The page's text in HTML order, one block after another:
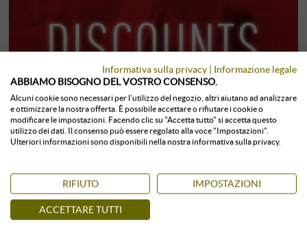
Informativa sulla privacy | Informazione legale
ABBIAMO BISOGNO DEL VOSTRO CONSENSO.
Alcuni cookie sono necessari per l'utilizzo del negozio, altri aiutano ad analizzare
e ottimizzare la nostra offerta. È possibile accettare o rifiutare i cookie o
modificare le impostazioni. Facendo clic su "Accetta tutto" si accetta questo
utilizzo dei dati. Il consenso può essere regolato alla voce "Impostazioni".
Ulteriori informazioni sono disponibili nella nostra informativa sulla privacy.
RIFIUTO IMPOSTAZIONI
ACCETTARE TUTTI